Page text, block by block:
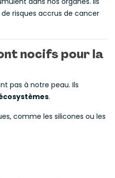
risques accrus de cancer
nocifs pour la
pas à notre peau. Ils
.
comme les silicones ou les